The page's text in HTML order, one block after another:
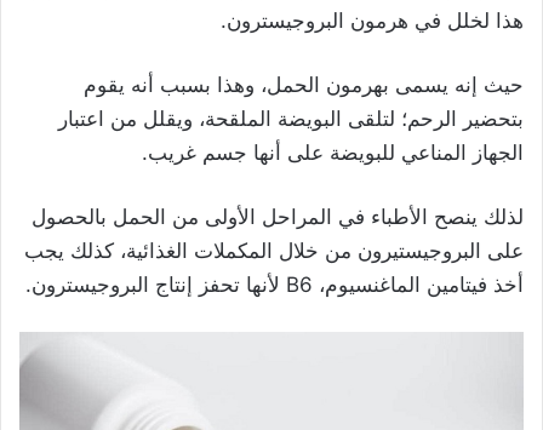
هذا لخلل في هرمون البروجيسترون.
حيث إنه يسمى بهرمون الحمل، وهذا بسبب أنه يقوم
بتحضير الرحم؛ لتلقى البويضة الملقحة، ويقلل من اعتبار
الجهاز المناعي للبويضة على أنها جسم غريب.
لذلك ينصح الأطباء في المراحل الأولى من الحمل بالحصول
على البروجيستيرون من خلال المكملات الغذائية، كذلك يجب
أخذ فيتامين الماغنسيوم، B6 لأنها تحفز إنتاج البروجيسترون.